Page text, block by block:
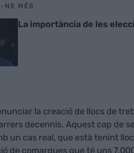
NE MÉS
La importància de les
la creació de llocs de
decennis. Aquest cap de
un cas real, que està tenint
de comarques que té uns